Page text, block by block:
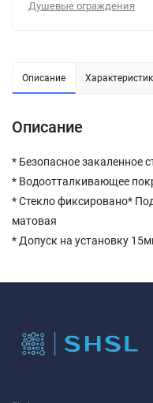
Душевые ограждения
Описание
Описание
* Безопасное закаленное
* Водоотталкивающее
* Стекло фиксировано*
матовая
* Допуск на установку